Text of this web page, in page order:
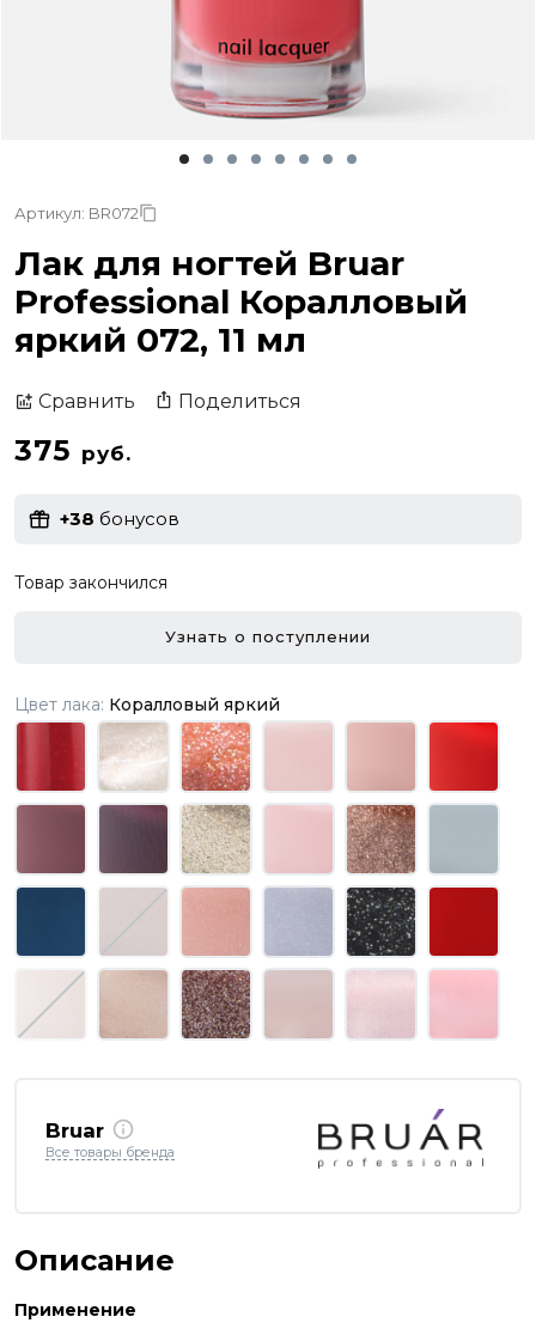
Артикул: BR072
Лак для ногтей Bruar
Professional Коралловый
яркий 072, 11 мл
Сравнить Поделиться
375 руб.
+38 бонусов
Товар закончился
Узнать о поступлении
Цвет лака: Коралловый яркий
Bruar
Все товары бренда
Описание
Применение